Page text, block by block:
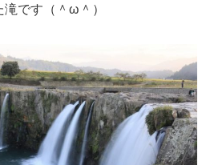
です（＾ω＾）